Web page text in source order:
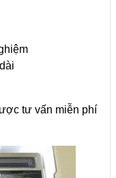
tư vấn miễn phí